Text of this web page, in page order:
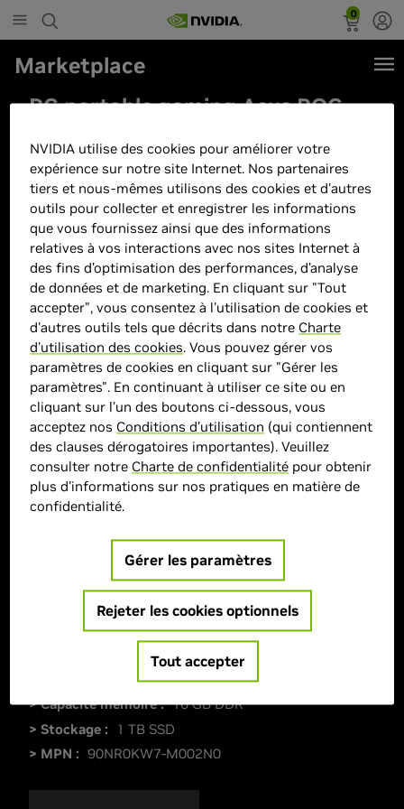
0
Marketplace
PC portable gaming Asus ROG
16"WQXGA 240 Hz AMD Ryzen™
9 16 Go RAM 1 To SSD Nvidia
GeForce RTX 5060 Gris
> Affichage : 16"| 2560 x 1600 | 240Hz
GeForce RTX 5060
AMD Ryzen 9
> Capacité mémoire : 16 GB DDR
> Stockage :
1 TB SSD
> MPN : 90NR0KW7-M002N0
NVIDIA utilise des cookies pour améliorer votre
expérience sur notre site Internet. Nos partenaires
tiers et nous-mêmes utilisons des cookies et d'autres
outils pour collecter et enregistrer les informations
que vous fournissez ainsi que des informations
relatives à vos interactions avec nos sites Internet à
des fins d’optimisation des performances, d’analyse
de données et de marketing. En cliquant sur "Tout
accepter", vous consentez à l'utilisation de cookies et
d'autres outils tels que décrits dans notre Charte
d'utilisation des cookies. Vous pouvez gérer vos
paramètres de cookies en cliquant sur "Gérer les
paramètres". En continuant à utiliser ce site ou en
cliquant sur l’un des boutons ci-dessous, vous
acceptez nos Conditions d’utilisation (qui contiennent
des clauses dérogatoires importantes). Veuillez
consulter notre Charte de confidentialité pour obtenir
plus d'informations sur nos pratiques en matière de
confidentialité.
Gérer les paramètres
Rejeter les cookies optionnels
Tout accepter